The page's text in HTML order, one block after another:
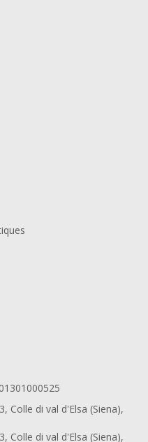
Colle di val d'Elsa (Siena),
Colle di val d'Elsa (Siena),